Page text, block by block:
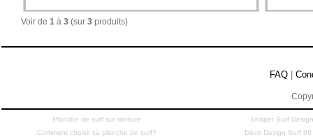
Voir de 1 à 3 (sur 3 produits)
FAQ |
Planche de surf sur mesure
Comment choisir sa planche de surf?
Shaper Surf
Déco Design Surf 69